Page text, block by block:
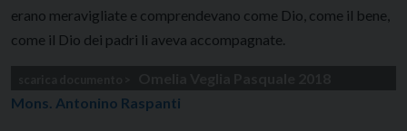
erano meravigliate e comprendevano come Dio, come il bene,
come il Dio dei padri li aveva accompagnate.
Mons. Antonino Raspanti